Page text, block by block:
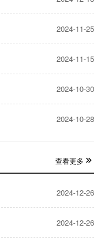
2024-11-25
2024-11-15
2024-10-30
2024-10-28
查看更多
2024-12-26
2024-12-26